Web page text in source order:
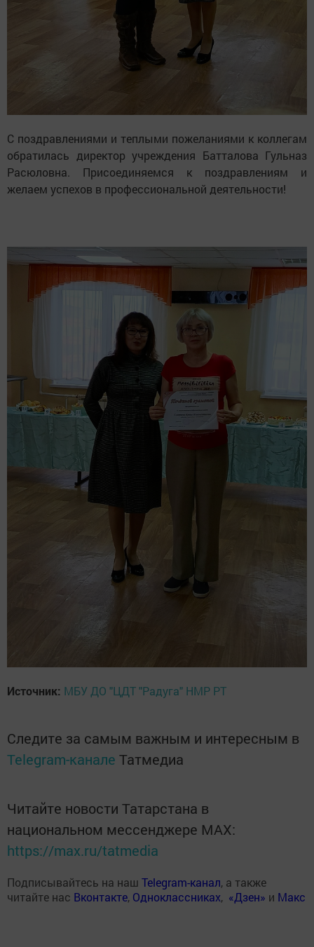
С поздравлениями и теплыми пожеланиями к коллегам
обратилась директор учреждения Батталова Гульназ
Расюловна. Присоединяемся к поздравлениям и
желаем успехов в профессиональной деятельности!
Источник: МБУ ДО "ЦДТ "Радуга" НМР РТ
Следите за самым важным и интересным в
Telegram-канале Татмедиа
Читайте новости Татарстана в
национальном мессенджере MАХ:
https://max.ru/tatmedia
Подписывайтесь на наш Telegram-канал, а также
читайте нас Вконтакте, Одноклассниках, «Дзен» и Макс